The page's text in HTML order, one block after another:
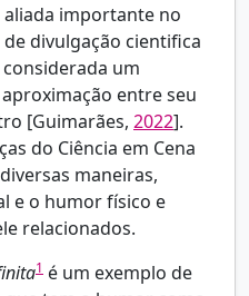
importante no
divulgação cientifica
um
entre seu
[Guimarães, 2022].
do Ciência em Cena
maneiras,
e o humor físico e
relacionados.
1 é um exemplo de